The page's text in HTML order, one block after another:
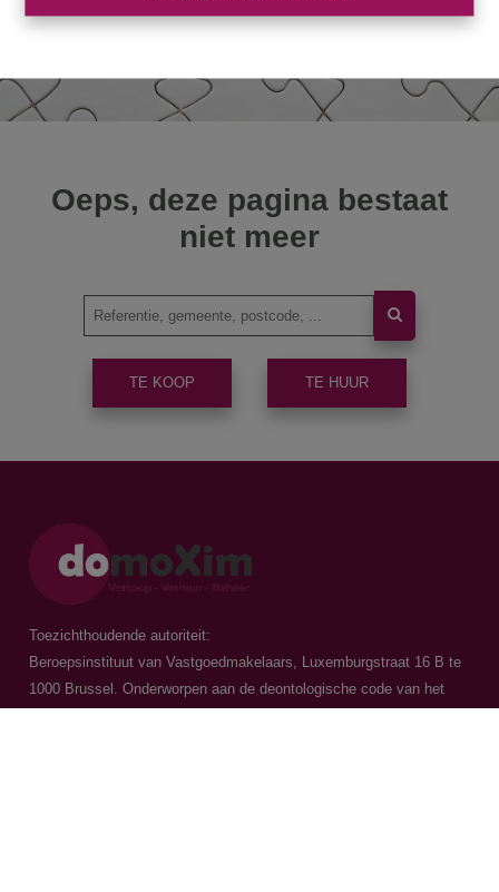
Oeps, deze pagina bestaat
niet meer
TE KOOP TE HUUR
Toezichthoudende autoriteit:
Beroepsinstituut van Vastgoedmakelaars, Luxemburgstraat 16 B te
1000 Brussel. Onderworpen aan de deontologische code van het